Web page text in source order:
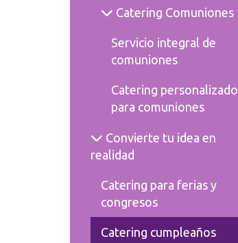
Catering Comuniones
Servicio integral de
comuniones
Catering personalizado
para comuniones
Convierte tu idea en
realidad
Catering para ferias y
congresos
Catering cumpleaños